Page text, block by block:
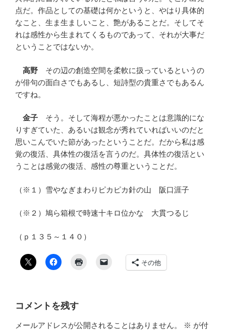
点だ。作品としての基礎は何かというと、やはり具体的
なこと、生ま生ましいこと、艶があることだ。そしてそ
れは感性から生まれてくるものであって、それが大事だ
ということではないか。
高野 その辺の創造空間を柔軟に扱っているというの
が俳句の面白さでもあるし、短詩型の貴重さでもあるん
ですね。
金子 そう。そして海程が悪かったことは意識的にな
りすぎていた、あるいは観念が秀れていればいいのだと
思いこんでいた節があったということだ。だから私は感
覚の復活、具体性の復活を言うのだ。具体性の復活とい
うことは感覚の復活、感性の尊重ということだ。
（※１）雪やなぎまわりピカピカ針の山 阪口涯子
（※２）鳩ら箱根で時速十キロ位かな 大貫つるじ
（ｐ１３５～１４０）
その他
コメントを残す
メールアドレスが公開されることはありません。 ※ が付